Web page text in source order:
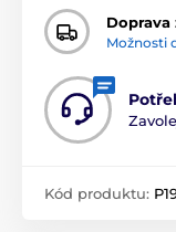
Doprava
Možnosti
Kód produktu: